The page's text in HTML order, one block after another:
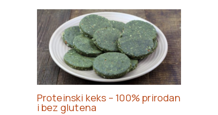
Proteinski keks – 100% prirodan
i bez glutena